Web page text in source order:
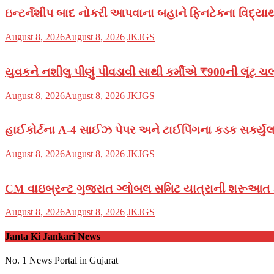
ઇન્ટર્નશીપ બાદ નોકરી આપવાના બહાને ફિનટેકના
Posted
August 8, 2026August 8, 2026 Author
JKJGS
યુવકને નશીલુ પીણું પીવડાવી સાથી કર્મીએ ₹900ની લૂંટ
Posted
August 8, 2026August 8, 2026 Author
JKJGS
હાઈકોર્ટના A-4 સાઈઝ પેપર અને ટાઈપિંગના કડક
Posted
August 8, 2026August 8, 2026 Author
JKJGS
CM વાઇબ્રન્ટ ગુજરાત ગ્લોબલ સમિટ યાત્રાની શરૂઆત
Posted
August 8, 2026August 8, 2026 Author
JKJGS
Janta Ki Jankari News
No. 1 News Portal in Gujarat